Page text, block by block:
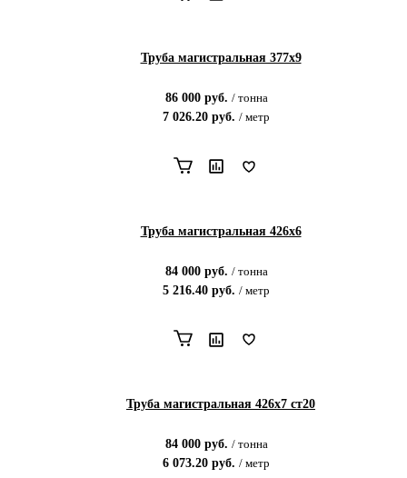
Труба магистральная 377х9
86 000руб. / тонна
7 026.20 руб. / метр
Труба магистральная 426х6
84 000руб. / тонна
5 216.40 руб. / метр
Труба магистральная 426х7 ст20
84 000руб. / тонна
6 073.20 руб. / метр